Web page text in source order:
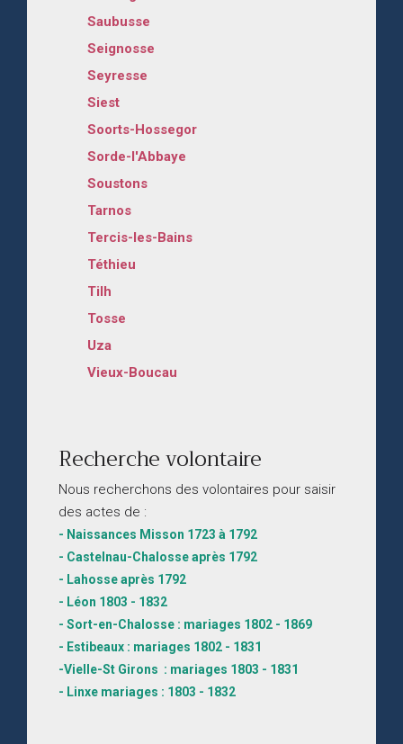
Saubusse
Seignosse
Seyresse
Siest
Soorts-Hossegor
Sorde-l'Abbaye
Soustons
Tarnos
Tercis-les-Bains
Téthieu
Tilh
Tosse
Uza
Vieux-Boucau
Recherche volontaire
Nous recherchons des volontaires pour saisir
des actes de :
- Naissances Misson 1723 à 1792
- Castelnau-Chalosse après 1792
- Lahosse après 1792
- Léon 1803 - 1832
- Sort-en-Chalosse : mariages 1802 - 1869
- Estibeaux : mariages 1802 - 1831
-Vielle-St Girons : mariages 1803 - 1831
- Linxe mariages : 1803 - 1832